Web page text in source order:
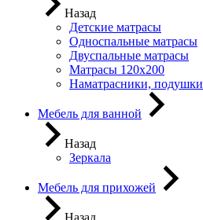
Назад
Детские матрасы
Односпальные матрасы
Двуспальные матрасы
Матрасы 120х200
Наматрасники, подушки
Мебель для ванной
Назад
Зеркала
Мебель для прихожей
Назад